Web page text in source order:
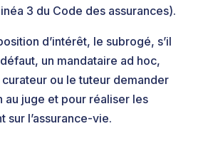
3 du Code des assurances).
d’intérêt, le subrogé, s’il
un mandataire ad hoc,
ou le tuteur demander
au juge et pour réaliser les
sur l’assurance-vie.